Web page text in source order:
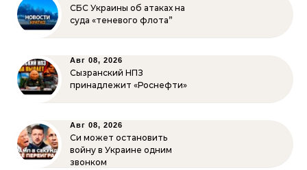
СБС Украины об атаках на
суда «теневого флота”
Авг 08, 2026
Сызранский НПЗ
принадлежит «Роснефти»
Авг 08, 2026
Си может остановить
войну в Украине одним
звонком